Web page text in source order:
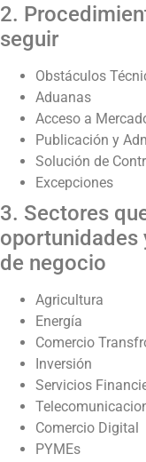
2.
seguir
Obstáculos
Aduanas
Acceso a
Publicación y
Solución de
Excepciones
3. Sectores
oportunidades
de negocio
Agricultura
Energía
Comercio
Inversión
Servicios
Comercio Digital
PYMEs